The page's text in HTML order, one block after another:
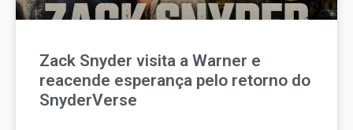
Zack Snyder visita a Warner e
reacende esperança pelo retorno do
SnyderVerse